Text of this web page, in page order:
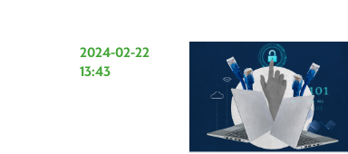
2024-02-22
13:43